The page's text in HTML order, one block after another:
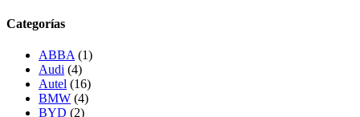
Categorías
ABBA (1)
Audi (4)
Autel (16)
BMW (4)
BYD (2)